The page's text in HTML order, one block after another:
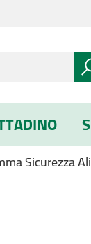
Sicurezza